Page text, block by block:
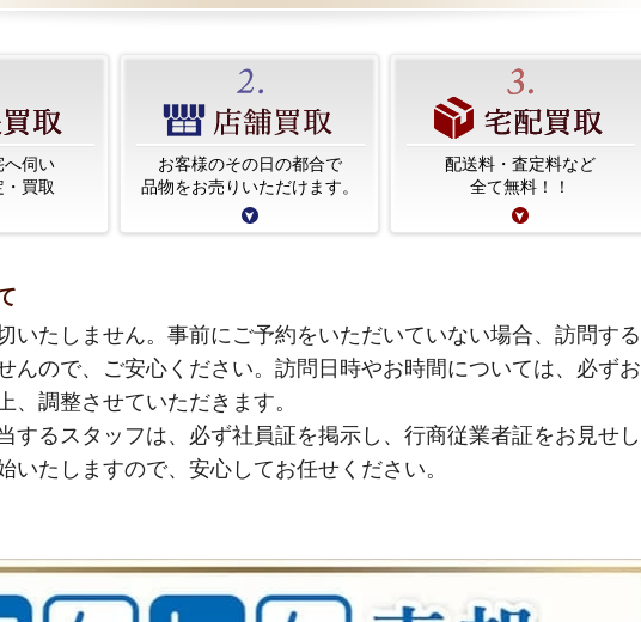
へ伺い
買取
お客様のその日の都合で
品物をお売りいただけます。
配送料・査定料など
全て無料！！
いたしません。事前にご予約をいただいていない場合、訪問する
んので、ご安心ください。訪問日時やお時間については、必ずお
、調整させていただきます。
するスタッフは、必ず社員証を掲示し、行商従業者証をお見せし
いたしますので、安心してお任せください。